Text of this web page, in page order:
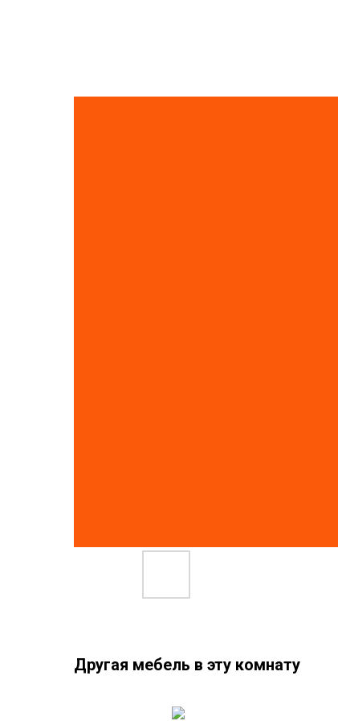
Другая мебель в эту комнату